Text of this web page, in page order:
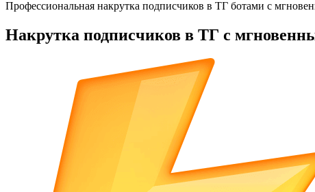
Профессиональная накрутка подписчиков в ТГ ботами с
Накрутка подписчиков в ТГ с